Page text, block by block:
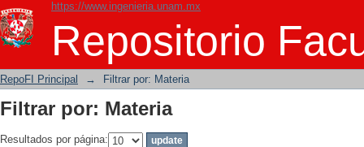
https://www.ingenieria.unam.mx
Repositorio
Filtrar por: Materia
RepoFI Principal → Filtrar por: Materia
Filtrar por: Materia
Resultados por página: